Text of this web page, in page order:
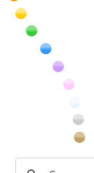
橙色の花のフリー写真素材
黄色の花のフリー写真素材
緑色の花のフリー写真素材
青色の花のフリー写真素材
紫色の花のフリー写真素材
白色の花のフリー写真素材
昆虫のフリー写真素材